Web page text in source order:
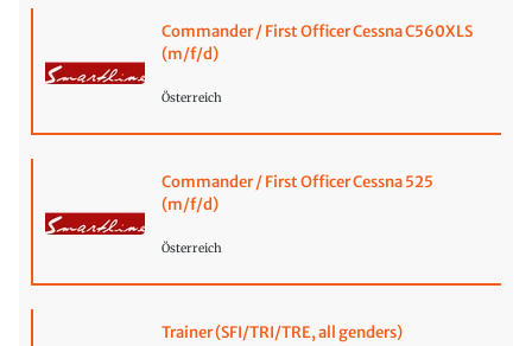
Commander / First Officer Cessna C560XLS
(m/f/d)
Österreich
Commander / First Officer Cessna 525
(m/f/d)
Österreich
Trainer (SFI/TRI/TRE, all genders)